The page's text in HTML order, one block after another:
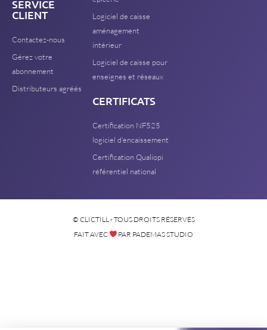
SERVICE
CLIENT
Contactez-nous
Gérez votre
abonnement
Distributeurs agréés
Logiciel de caisse
aménagement
intérieur
Logiciel de caisse pour
enseignes et réseaux
CERTIFICATS
Certification NF525
logiciel d'encaissement
Certification Qualiopi
référentiel national
© CLICTILL - TOUS DROITS RÉSERVÉS
FAIT AVEC
PAR PADEMAS STUDIO